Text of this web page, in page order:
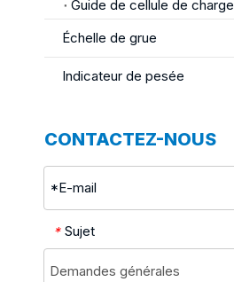
Guide de cellule de charge
Échelle de grue
Indicateur de pesée
CONTACTEZ-NOUS
* Sujet